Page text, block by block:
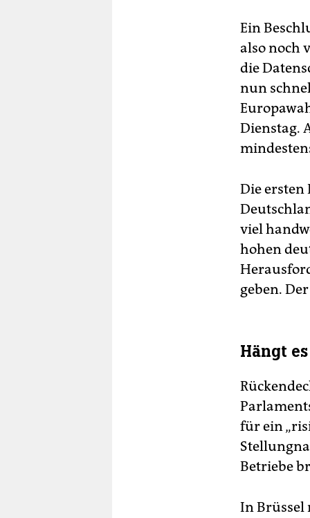
Ein
also noch
die
nun
Dienstag.
Die ersten
viel
hohen
geben.
Hängt
für ein
Betriebe
In Brüssel